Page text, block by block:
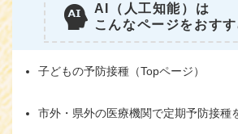
AI（人工知能）は
こんなページをおす
子どもの予防接種（Topページ）
市外・県外の医療機関で定期予防接種